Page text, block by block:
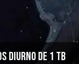
diurno de 1 TB